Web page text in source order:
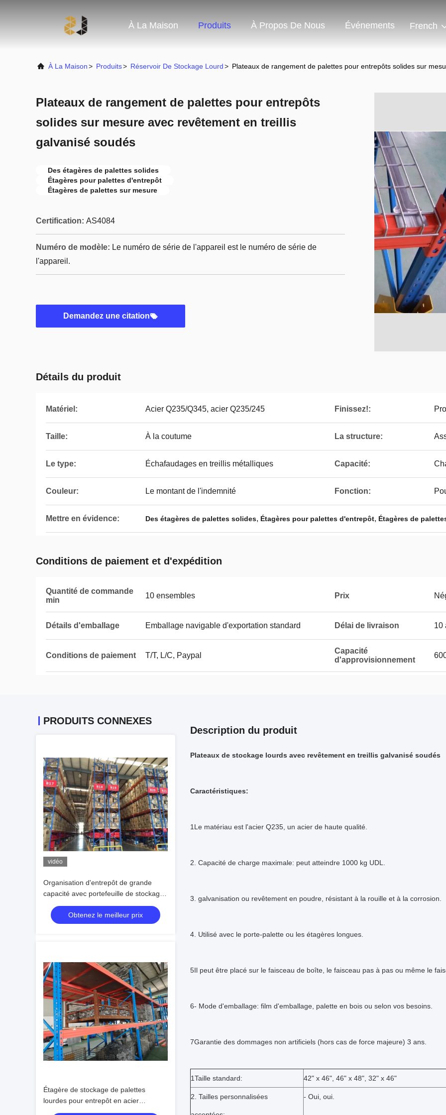
À La Maison Produits À Propos De Nous Événements French
À La Maison> Produits> Réservoir De Stockage Lourd> Plateaux de rangement de palettes pour entrepôts solides sur
Plateaux de rangement de palettes pour entrepôts
solides sur mesure avec revêtement en treillis
galvanisé soudés
Des étagères de palettes solides
Étagères pour palettes d'entrepôt
Étagères de palettes sur mesure
Certification: AS4084
Numéro de modèle: Le numéro de série de l'appareil est le numéro de série de
l'appareil.
Demandez une citation
Détails du produit
Matériel: Acier Q235/Q345, acier Q235/245 Finissez!:
Taille: À la coutume La structure:
Le type: Échafaudages en treillis métalliques Capacité:
Couleur: Le montant de l'indemnité Fonction:
Mettre en évidence: Des étagères de palettes solides, Étagères pour palettes d'entrepôt, Étagères de
Conditions de paiement et d'expédition
Quantité de commande
min
10 ensembles Prix
Détails d'emballage Emballage navigable d'exportation standard Délai de livraison 10
Conditions de paiement T/T, L/C, Paypal
Capacité
d'approvisionnement
PRODUITS CONNEXES
vidéo
Organisation d'entrepôt de grande
capacité avec portefeuille de stockage
de grande capacité
Obtenez le meilleur prix
Étagère de stockage de palettes
lourdes pour entrepôt en acier
personnalisé
Description du produit
Plateaux de stockage lourds avec revêtement en treillis galvanisé soudés
Caractéristiques:
1Le matériau est l'acier Q235, un acier de haute qualité.
2. Capacité de charge maximale: peut atteindre 1000 kg UDL.
3. galvanisation ou revêtement en poudre, résistant à la rouille et à la corrosion.
4. Utilisé avec le porte-palette ou les étagères longues.
5Il peut être placé sur le faisceau de boîte, le faisceau pas à pas ou même le
6- Mode d'emballage: film d'emballage, palette en bois ou selon vos besoins.
7Garantie des dommages non artificiels (hors cas de force majeure) 3 ans.
1Taille standard: 42" x 46", 46" x 48", 32" x 46"
2. Tailles personnalisées - Oui, oui.